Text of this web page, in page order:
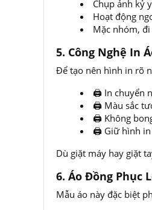
Chụp ảnh kỷ
Hoạt động
Mặc nhóm,
5. Công Nghệ In
Để tạo nên hình in rõ
🖨️ In chuyển
🖨️ Màu sắc
🖨️ Không
🖨️ Giữ hình in
Dù giặt máy hay giặt
6. Áo Đồng Phục
Mẫu áo này đặc biệt